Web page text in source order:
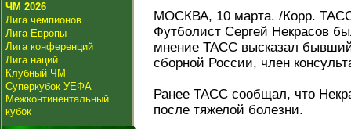
ЧМ 2026
Лига чемпионов
Лига Европы
Лига конференций
Лига наций
Клубный ЧМ
Суперкубок УЕФА
Межконтинентальный
кубок
МОСКВА, 10 марта. /Корр.
Футболист Сергей Некрасов
мнение ТАСС высказал
сборной России, член
Ранее ТАСС сообщал, что
после тяжелой болезни.